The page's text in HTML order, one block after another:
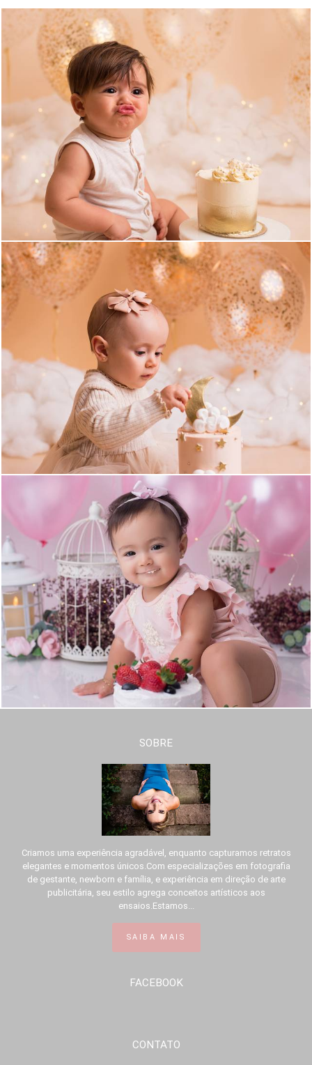
SOBRE
Criamos uma experiência agradável, enquanto capturamos retratos
elegantes e momentos únicos.Com especializações em fotografia
de gestante, newborn e família, e experiência em direção de arte
publicitária, seu estilo agrega conceitos artísticos aos
ensaios.Estamos...
SAIBA MAIS
FACEBOOK
CONTATO